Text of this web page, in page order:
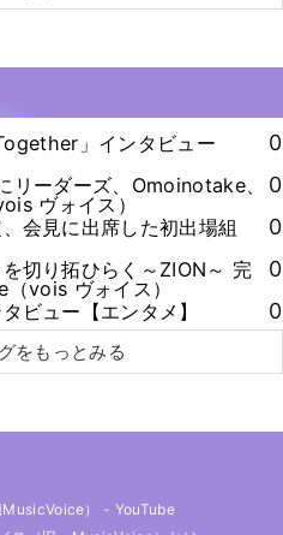
」インタビュー
0
リーダーズ、Omoinotake、
ヴォイス）
0
会見に出席した初出場組
0
を切り拓ひらく～ZION～ 完
vois ヴォイス）
0
ビュー【エンタメ】 0
をもっとみる
） - YouTube